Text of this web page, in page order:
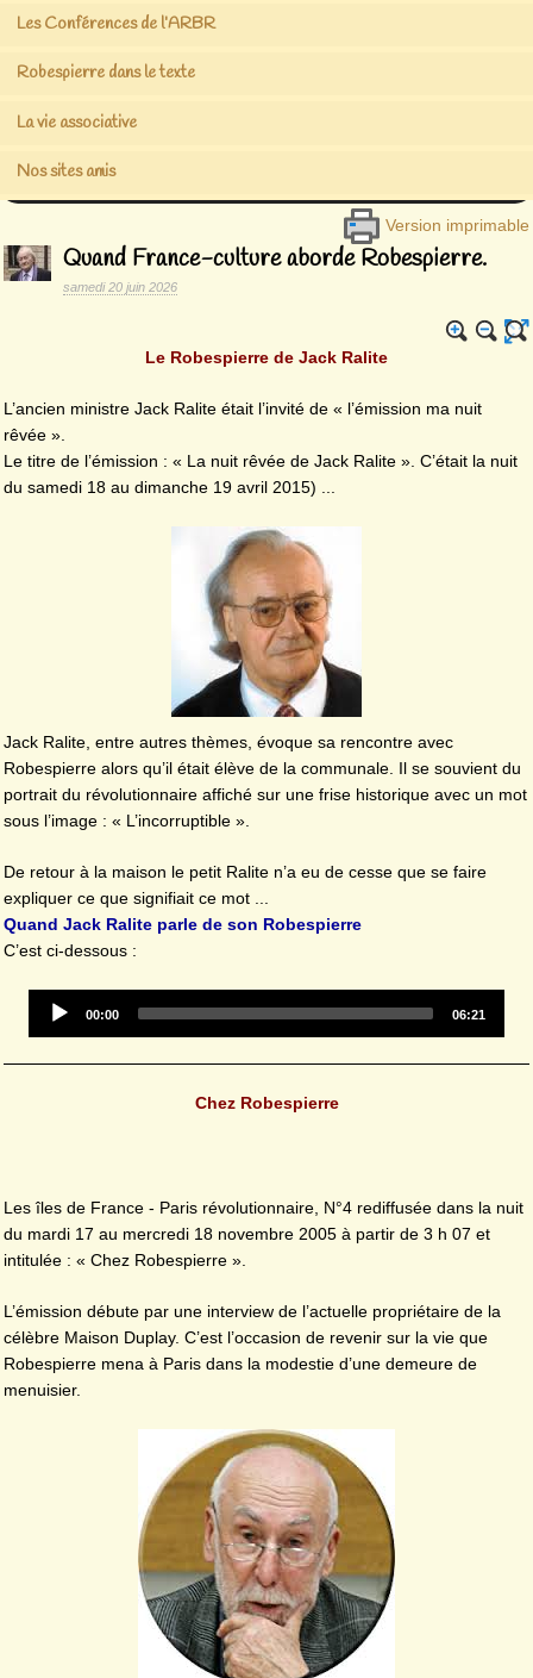
Les Conférences de l’ARBR
Robespierre dans le texte
La vie associative
Nos sites amis
Version imprimable
Quand France-culture aborde Robespierre.
samedi 20 juin 2026
Le Robespierre de Jack Ralite
L’ancien ministre Jack Ralite était l’invité de « l’émission ma nuit
rêvée ».
Le titre de l’émission : « La nuit rêvée de Jack Ralite ». C’était la nuit
du samedi 18 au dimanche 19 avril 2015) ...
Jack Ralite, entre autres thèmes, évoque sa rencontre avec
Robespierre alors qu’il était élève de la communale. Il se souvient du
portrait du révolutionnaire affiché sur une frise historique avec un mot
sous l’image : « L’incorruptible ».
De retour à la maison le petit Ralite n’a eu de cesse que se faire
expliquer ce que signifiait ce mot ...
Quand Jack Ralite parle de son Robespierre
C’est ci-dessous :
Current
00:00
Total
06:21
Chez Robespierre
Les îles de France - Paris révolutionnaire, N°4 rediffusée dans la nuit
du mardi 17 au mercredi 18 novembre 2005 à partir de 3 h 07 et
intitulée : « Chez Robespierre ».
L’émission débute par une interview de l’actuelle propriétaire de la
célèbre Maison Duplay. C’est l’occasion de revenir sur la vie que
Robespierre mena à Paris dans la modestie d’une demeure de
menuisier.